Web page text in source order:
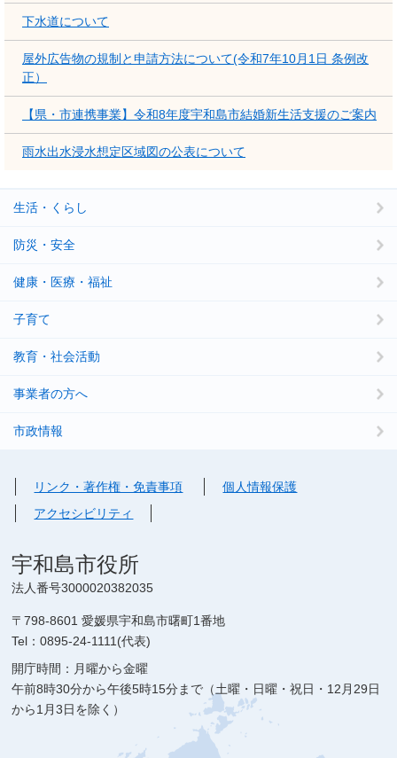
下水道について
屋外広告物の規制と申請方法について(令和7年10月1日 条例改
正）
【県・市連携事業】令和8年度宇和島市結婚新生活支援のご案内
雨水出水浸水想定区域図の公表について
生活・くらし
防災・安全
健康・医療・福祉
子育て
教育・社会活動
事業者の方へ
市政情報
リンク・著作権・免責事項
個人情報保護
アクセシビリティ
宇和島市役所
法人番号3000020382035
〒798-8601 愛媛県宇和島市曙町1番地
Tel：0895-24-1111(代表)
開庁時間：月曜から金曜
午前8時30分から午後5時15分まで（土曜・日曜・祝日・12月29日
から1月3日を除く）